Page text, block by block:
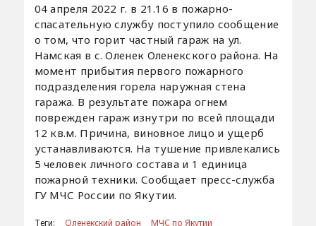
04 апреля 2022 г. в 21.16 в пожарно-
спасательную службу поступило сообщение
о том, что горит частный гараж на ул.
Намская в с. Оленек Оленекского района. На
момент прибытия первого пожарного
подразделения горела наружная стена
гаража. В результате пожара огнем
поврежден гараж изнутри по всей площади
12 кв.м. Причина, виновное лицо и ущерб
устанавливаются. На тушение привлекались
5 человек личного состава и 1 единица
пожарной техники. Сообщает пресс-служба
ГУ МЧС России по Якутии.
Теги: Оленекский район
МЧС по Якутии